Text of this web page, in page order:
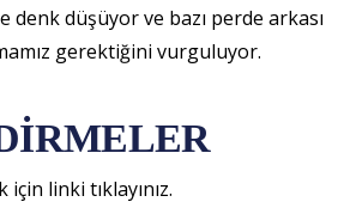
denk düşüyor ve bazı perde arkası
gerektiğini vurguluyor.
linki tıklayınız.